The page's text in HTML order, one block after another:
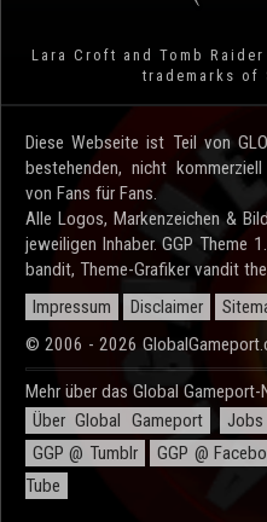
Lara Croft and Tomb
trademarks of
Diese Webseite ist Teil von
bestehenden, nicht
von Fans für Fans.
Alle Logos, Markenzeichen &
jeweiligen Inhaber. GGP
bandit, Theme-Grafiker vandit
Impressum
Disclaimer
© 2006 - 2026
Mehr über das Global
Über Global Gameport
Jobs
GGP @ Tumblr
GGP @
Tube